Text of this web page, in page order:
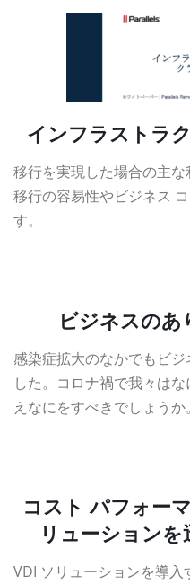
インフラストラ
移行を実現した場合の主
移行の容易性やビジネス
す。
ビジネスのあ
感染症拡大のなかでもビ
した。コロナ禍で我々は
えなにをすべきでしょうか。
コスト パフォー
リューション
VDI ソリューションを導